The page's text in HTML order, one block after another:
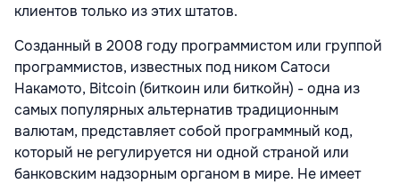
клиентов только из этих штатов.
Созданный в 2008 году программистом или группой
программистов, известных под ником Сатоси
Накамото, Bitcoin (биткоин или биткойн) - одна из
самых популярных альтернатив традиционным
валютам, представляет собой программный код,
который не регулируется ни одной страной или
банковским надзорным органом в мире. Не имеет